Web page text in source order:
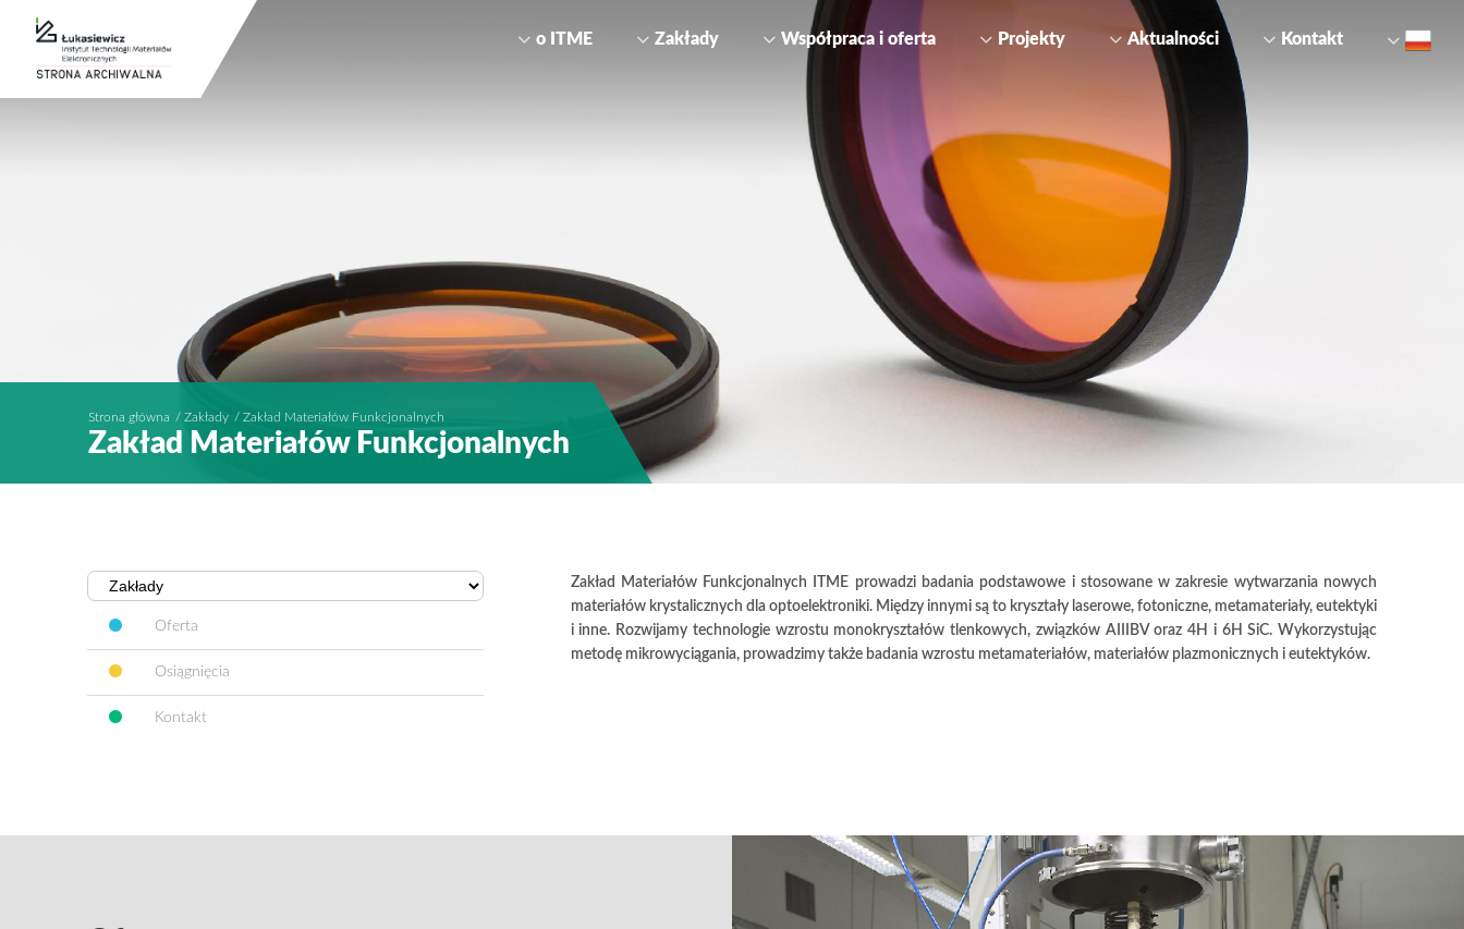
Strona główna Zakłady Zakład Materiałów Funkcjonalnych
Zakład Materiałów Funkcjonalnych
Oferta
Osiągnięcia
Kontakt
Zakład Materiałów Funkcjonalnych ITME prowadzi badania podstawowe i stosowane w zakresie wytwarzania nowych
materiałów krystalicznych dla optoelektroniki. Między innymi są to kryształy laserowe, fotoniczne, metamateriały, eutektyki
i inne. Rozwijamy technologie wzrostu monokryształów tlenkowych, związków AIIIBV oraz 4H i 6H SiC. Wykorzystując
metodę mikrowyciągania, prowadzimy także badania wzrostu metamateriałów, materiałów plazmonicznych i eutektyków.
Kontakt
Aktualności
Projekty
Współpraca i oferta
Zakłady
o ITME